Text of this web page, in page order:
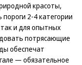
красоты,
2-4 категории
и для опытных
потрясающие
обеспечат
— обязательное